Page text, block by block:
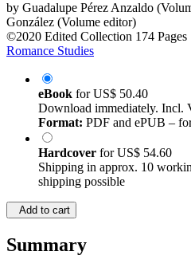
by Guadalupe Pérez Anzaldo
González (Volume editor)
©2020 Edited Collection 174 Pages
Romance Studies
eBook forUS$ 50.40
Download immediately. Incl.
Format: PDF and ePUB –
Hardcover forUS$ 54.60
Shipping in approx. 10
shipping possible
Add to cart
Summary